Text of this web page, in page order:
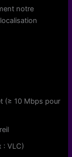
notre
(≥ 10 Mbps pour
: VLC)